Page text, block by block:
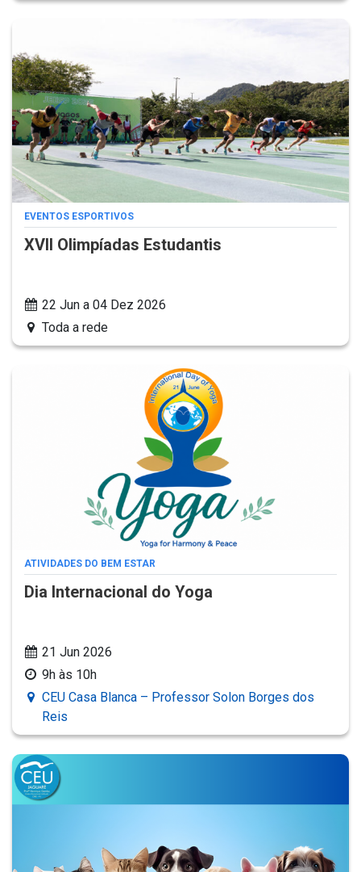
EVENTOS ESPORTIVOS
XVII Olimpíadas Estudantis
22 Jun a 04 Dez 2026
Toda a rede
ATIVIDADES DO BEM ESTAR
Dia Internacional do Yoga
21 Jun 2026
9h às 10h
CEU Casa Blanca – Professor Solon Borges dos
Reis